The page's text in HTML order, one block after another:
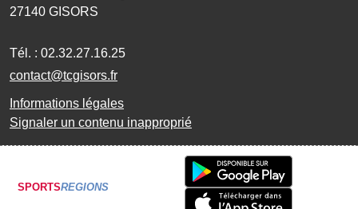
27140 GISORS
Tél. : 02.32.27.16.25
contact@tcgisors.fr
Informations légales
Signaler un contenu inapproprié
SPORTSREGIONS